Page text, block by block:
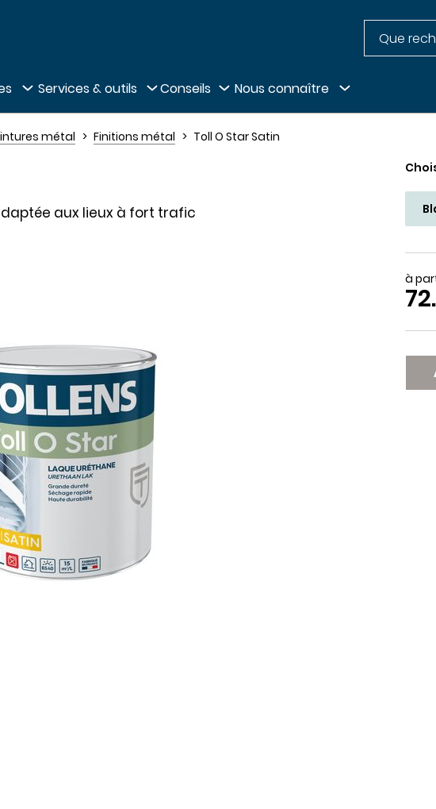
au pied de page
Services & outils Conseils Nous connaître
métal Finitions métal Toll O Star Satin
aux lieux à fort trafic
à